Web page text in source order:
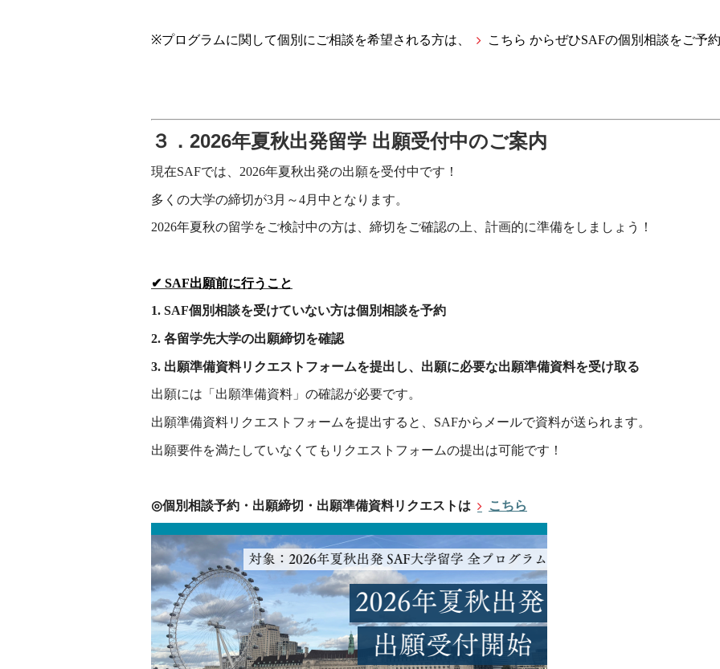
※プログラムに関して個別にご相談を希望される方は、 こちら からぜひSAFの個別相談をご予
３．2026年夏秋出発留学 出願受付中のご案内
現在SAFでは、2026年夏秋出発の出願を受付中です！
多くの大学の締切が3月～4月中となります。
2026年夏秋の留学をご検討中の方は、締切をご確認の上、計画的に準備をしましょう！
✔ SAF出願前に行うこと
1. SAF個別相談を受けていない方は個別相談を予約
2. 各留学先大学の出願締切を確認
3. 出願準備資料リクエストフォームを提出し、出願に必要な出願準備資料を受け取る
出願には「出願準備資料」の確認が必要です。
出願準備資料リクエストフォームを提出すると、SAFからメールで資料が送られます。
出願要件を満たしていなくてもリクエストフォームの提出は可能です！
◎個別相談予約・出願締切・出願準備資料リクエストは こちら